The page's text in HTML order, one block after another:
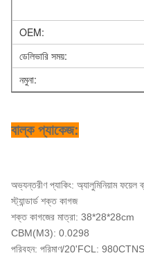
OEM:
ডেলিভারি সময়:
নমুনা:
বাল্ক প্যাকেজ:
অভ্যন্তরীণ প্যাকিং: অ্যালুমিনিয়াম ফয়েল
স্ট্যান্ডার্ড শক্ত কাগজ
শক্ত কাগজের মাত্রা: 38*28*28cm
CBM(M3): 0.0298
পরিবহন: পরিমাণ/20'FCL: 980CTNS